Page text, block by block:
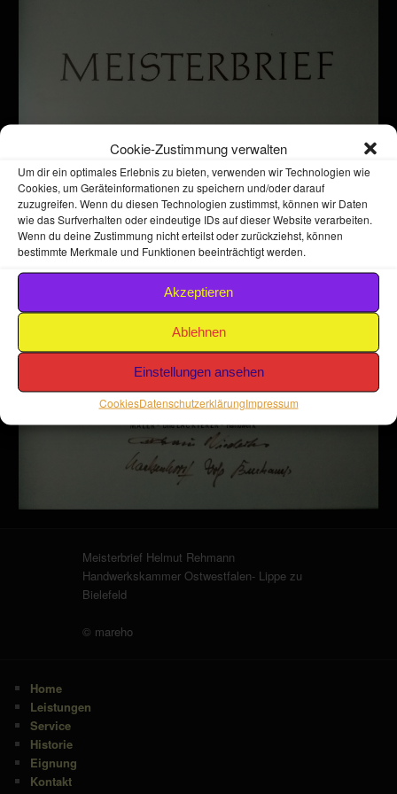
Cookie-Zustimmung verwalten
Um dir ein optimales Erlebnis zu bieten, verwenden wir Technologien wie
Cookies, um Geräteinformationen zu speichern und/oder darauf
zuzugreifen. Wenn du diesen Technologien zustimmst, können wir Daten
wie das Surfverhalten oder eindeutige IDs auf dieser Website verarbeiten.
Wenn du deine Zustimmung nicht erteilst oder zurückziehst, können
bestimmte Merkmale und Funktionen beeinträchtigt werden.
Akzeptieren
Ablehnen
Einstellungen ansehen
CookiesDatenschutzerklärungImpressum
Meisterbrief Helmut Rehmann
Handwerkskammer Ostwestfalen- Lippe zu
Bielefeld
© mareho
Home
Leistungen
Service
Historie
Eignung
Kontakt